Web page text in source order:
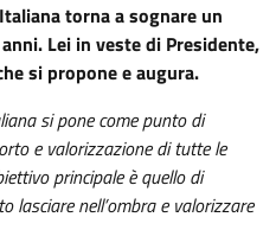
torna a sognare un
Lei in veste di Presidente,
si propone e augura.
si pone come punto di
e valorizzazione di tutte le
principale è quello di
lasciare nell’ombra e valorizzare